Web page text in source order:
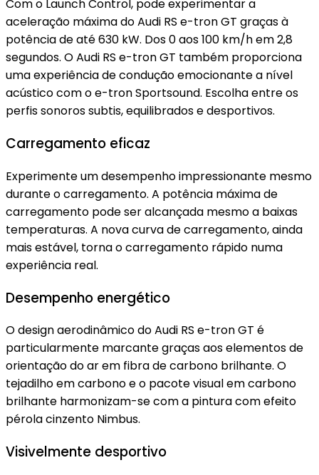
Com o Launch Control, pode experimentar a
aceleração máxima do Audi RS e-tron GT graças à
potência de até 630 kW. Dos 0 aos 100 km/h em 2,8
segundos. O Audi RS e-tron GT também proporciona
uma experiência de condução emocionante a nível
acústico com o e-tron Sportsound. Escolha entre os
perfis sonoros subtis, equilibrados e desportivos.
Carregamento eficaz
Experimente um desempenho impressionante mesmo
durante o carregamento. A potência máxima de
carregamento pode ser alcançada mesmo a baixas
temperaturas. A nova curva de carregamento, ainda
mais estável, torna o carregamento rápido numa
experiência real.
Desempenho energético
O design aerodinâmico do Audi RS e-tron GT é
particularmente marcante graças aos elementos de
orientação do ar em fibra de carbono brilhante. O
tejadilho em carbono e o pacote visual em carbono
brilhante harmonizam-se com a pintura com efeito
pérola cinzento Nimbus.
Visivelmente desportivo